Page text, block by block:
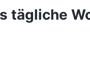
Die
tägliche